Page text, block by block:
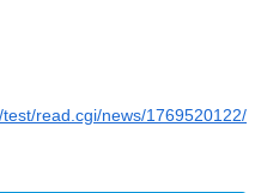
read.cgi/news/1769520122/